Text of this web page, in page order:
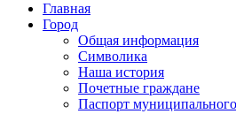
Главная
Город
Общая информация
Символика
Наша история
Почетные граждане
Паспорт